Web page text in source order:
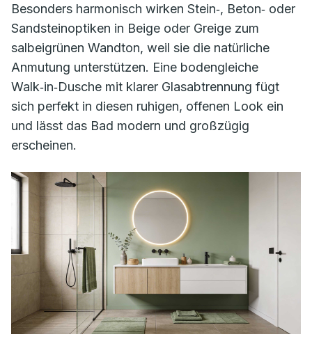
Besonders harmonisch wirken Stein‑, Beton‑ oder
Sandsteinoptiken in Beige oder Greige zum
salbeigrünen Wandton, weil sie die natürliche
Anmutung unterstützen. Eine bodengleiche
Walk‑in‑Dusche mit klarer Glasabtrennung fügt
sich perfekt in diesen ruhigen, offenen Look ein
und lässt das Bad modern und großzügig
erscheinen.